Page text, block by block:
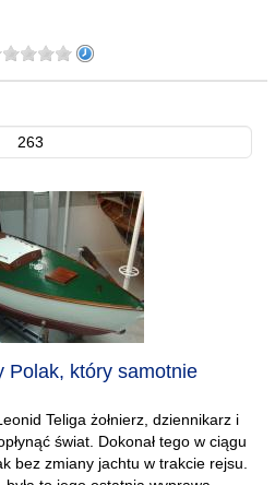
263
Polak, który samotnie
Teliga żołnierz, dziennikarz i
świat. Dokonał tego w ciągu
bez zmiany jachtu w trakcie rejsu.